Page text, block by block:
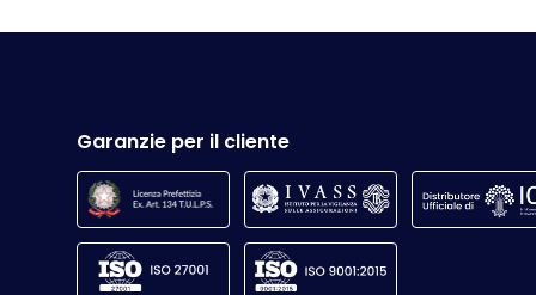
Garanzie per il cliente